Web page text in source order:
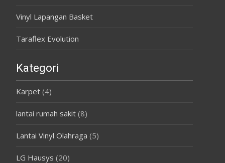
Vinyl Lapangan Basket
Taraflex Evolution
Kategori
Karpet (4)
lantai rumah sakit (8)
Lantai Vinyl Olahraga (5)
LG Hausys (20)